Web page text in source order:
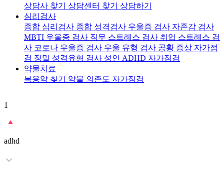
상담사 찾기 상담센터 찾기 상담하기
심리검사
종합 심리검사 종합 성격검사 우울증 검사 자존감 검사
MBTI 우울증 검사 직무 스트레스 검사 취업 스트레스 검
사 코로나 우울증 검사 우울 유형 검사 공황 증상 자가점
검 정밀 성격유형 검사 성인 ADHD 자가점검
약물치료
복용약 찾기 약물 의존도 자가점검
1
adhd